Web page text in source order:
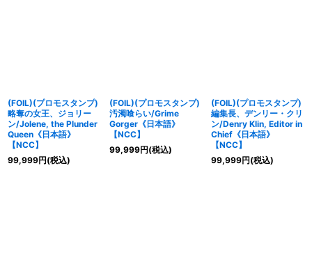
(FOIL)(プロモスタンプ)
略奪の女王、ジョリー
ン/Jolene, the Plunder
Queen《日本語》
【NCC】
99,999円(税込)
(FOIL)(プロモスタンプ)
汚濁喰らい/Grime
Gorger《日本語》
【NCC】
99,999円(税込)
(FOIL)(プロモスタンプ)
編集長、デンリー・クリ
ン/Denry Klin, Editor in
Chief《日本語》
【NCC】
99,999円(税込)